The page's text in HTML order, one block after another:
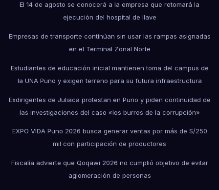
El 14 de agosto se conocerá a la empresa que retomará la
ejecución del hospital de Ilave
Empresas de transporte continúan sin usar las rampas asignadas
en el Terminal Zonal Norte
Estudiantes de educación inicial mantienen toma del campus de
la UNA Puno y exigen terreno para su futura infraestructura
Exdirigentes de Juliaca protestan en Puno y piden continuidad de
las investigaciones del caso «los burros de la corrupción»
EXPO VIDA Puno 2026 busca generar ventas por más de S/250
mil con participación de productores
Fiscalía advierte que Qoqawi 2026 no cumplió objetivo de evitar
aglomeración de personas